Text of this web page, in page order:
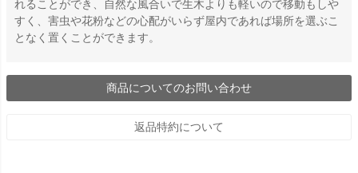
れることができ、自然な風合いで生木よりも軽いので移動もしや
すく、害虫や花粉などの心配がいらず屋内であれば場所を選ぶこ
となく置くことができます。
商品についてのお問い合わせ
返品特約について